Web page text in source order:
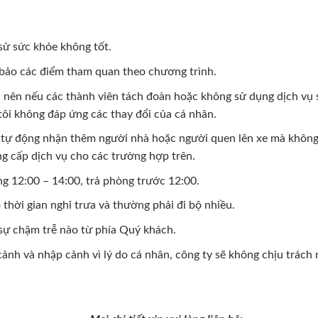
sức khỏe không tốt.
các điểm tham quan theo chương trình.
nếu các thành viên tách đoàn hoặc không sử dụng dịch
không đáp ứng các thay đổi của cá nhân.
động nhận thêm người nhà hoặc người quen lên xe mà
cấp dịch vụ cho các trường hợp trên.
12:00 – 14:00, trả phòng trước 12:00.
gian nghỉ trưa và thường phải đi bộ nhiều.
chậm trễ nào từ phía Quý khách.
và nhập cảnh vì lý do cá nhân, công ty sẽ không chịu trách